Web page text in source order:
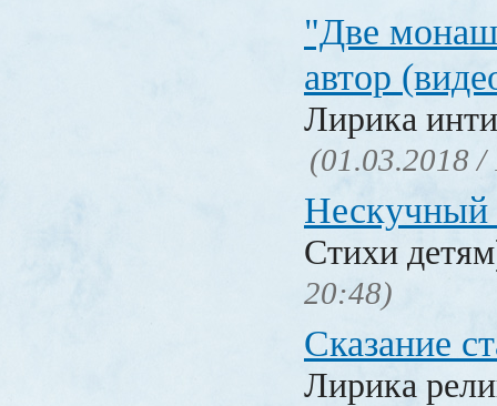
"Две
автор
Лирика
(01.03.2018 /
Нескучный
Стихи
20:48)
Сказание
Лирика